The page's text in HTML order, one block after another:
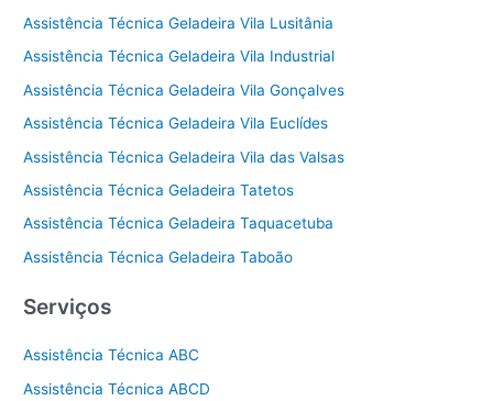
Assistência Técnica Geladeira Vila Lusitânia
Assistência Técnica Geladeira Vila Industrial
Assistência Técnica Geladeira Vila Gonçalves
Assistência Técnica Geladeira Vila Euclídes
Assistência Técnica Geladeira Vila das Valsas
Assistência Técnica Geladeira Tatetos
Assistência Técnica Geladeira Taquacetuba
Assistência Técnica Geladeira Taboão
Serviços
Assistência Técnica ABC
Assistência Técnica ABCD